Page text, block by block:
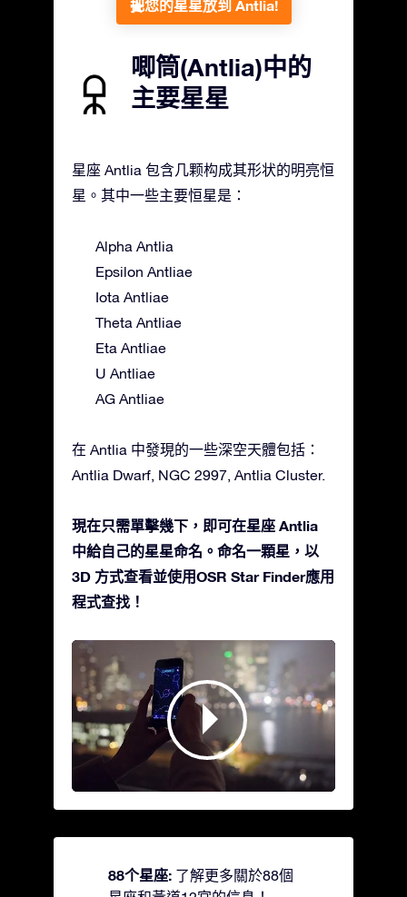
把您的星星放到 Antlia!
唧筒(Antlia)中的
主要星星
星座 Antlia 包含几颗构成其形状的明亮恒
星。其中一些主要恒星是：
Alpha Antlia
Epsilon Antliae
Iota Antliae
Theta Antliae
Eta Antliae
U Antliae
AG Antliae
在 Antlia 中發現的一些深空天體包括：
Antlia Dwarf, NGC 2997, Antlia Cluster.
現在只需單擊幾下，即可在星座 Antlia
中給自己的星星命名。命名一顆星，以
3D 方式查看並使用OSR Star Finder應用
程式查找！
88个星座: 了解更多關於88個